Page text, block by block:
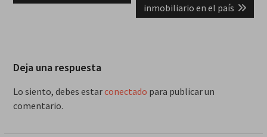
inmobiliario en el país
Deja una respuesta
Lo siento, debes estarconectado para publicar un
comentario.